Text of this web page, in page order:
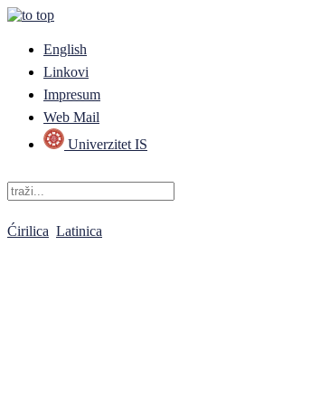
English
Linkovi
Impresum
Web Mail
Univerzitet IS
Ćirilica Latinica